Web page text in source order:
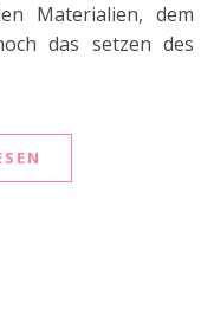
Materialien, dem
das setzen des